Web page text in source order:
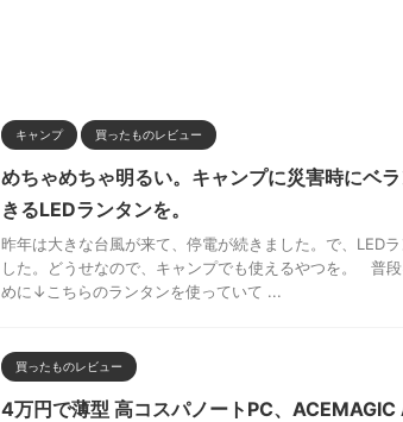
キャンプ 買ったものレビュー
めちゃめちゃ明るい。キャンプに災害時にベ
きるLEDランタンを。
昨年は大きな台風が来て、停電が続きました。で、LED
した。どうせなので、キャンプでも使えるやつを。 普
めに↓こちらのランタンを使っていて ...
買ったものレビュー
4万円で薄型 高コスパノートPC、ACEMAGIC